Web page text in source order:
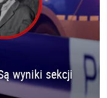
wyniki sekcji